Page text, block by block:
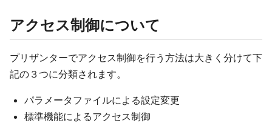
アクセス制御について
プリザンターでアクセス制御を行う方法は大きく分けて下
記の３つに分類されます。
パラメータファイルによる設定変更
標準機能によるアクセス制御